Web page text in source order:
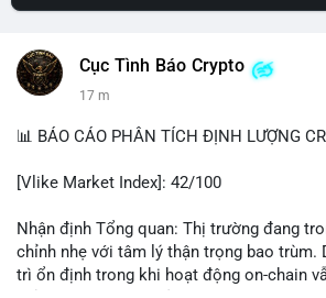
Cục Tình Báo Crypto
17 m
📊 BÁO CÁO PHÂN TÍCH ĐỊNH LƯỢNG
[Vlike Market Index]: 42/100
Nhận định Tổng quan: Thị trường đang
chỉnh nhẹ với tâm lý thận trọng bao trùm.
trì ổn định trong khi hoạt động on-chain